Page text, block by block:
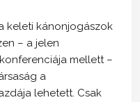
keleti kánonjogászok
– a jelen
mellett –
a
lehetett. Csak